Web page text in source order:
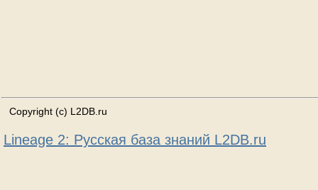
Copyright (c) L2DB.ru
Lineage 2: Русская база знаний L2DB.ru